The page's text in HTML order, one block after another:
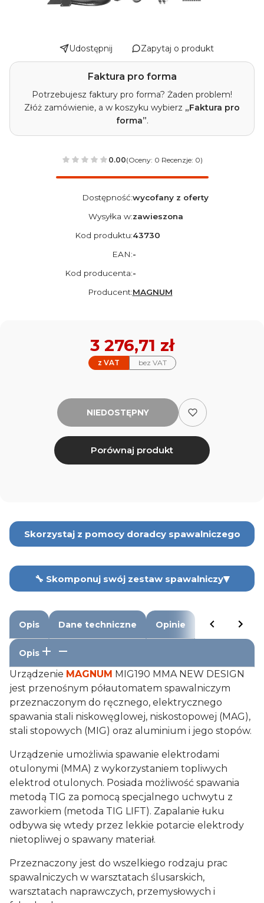
Udostępnij Zapytaj o produkt
Faktura pro forma
Potrzebujesz faktury pro forma? Żaden problem!
Złóż zamówienie, a w koszyku wybierz „Faktura pro
forma”.
0.00(Oceny: 0 Recenzje: 0)
Dostępność:wycofany z oferty
Wysyłka w:zawieszona
Kod produktu:43730
EAN:-
Kod producenta:-
Producent:MAGNUM
z VAT bez VAT
Cena
3 276,71 zł
NIEDOSTĘPNY
Porównaj produkt
Skorzystaj z pomocy doradcy spawalniczego
🔧 Skomponuj swój zestaw spawalniczy▾
Drut samoosłonowy
24,00 zł
Zmień ▾
Drut spawalniczy MIG/MAG
47,99 zł
Zmień ▾
Reduktor
—
Zmień ▾
400,00 zł
Rękawice spawalnicze
13,99 zł
Zmień ▾
Przyłbica spawalnicza
Młotek spawalniczy
12,55 zł
Zmień ▾
Opis Dane techniczne Opinie
Opis
Urządzenie MAGNUM MIG190 MMA NEW DESIGN
jest przenośnym półautomatem spawalniczym
przeznaczonym do ręcznego, elektrycznego
spawania stali niskowęglowej, niskostopowej (MAG),
stali stopowych (MIG) oraz aluminium i jego stopów.
Urządzenie umożliwia spawanie elektrodami
otulonymi (MMA) z wykorzystaniem topliwych
elektrod otulonych. Posiada możliwość spawania
metodą TIG za pomocą specjalnego uchwytu z
zaworkiem (metoda TIG LIFT). Zapalanie łuku
odbywa się wtedy przez lekkie potarcie elektrody
nietopliwej o spawany materiał.
Przeznaczony jest do wszelkiego rodzaju prac
spawalniczych w warsztatach ślusarskich,
warsztatach naprawczych, przemysłowych i